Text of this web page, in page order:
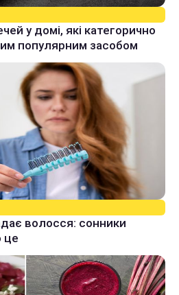
у домі, які категорично
популярним засобом
волосся: сонники
це